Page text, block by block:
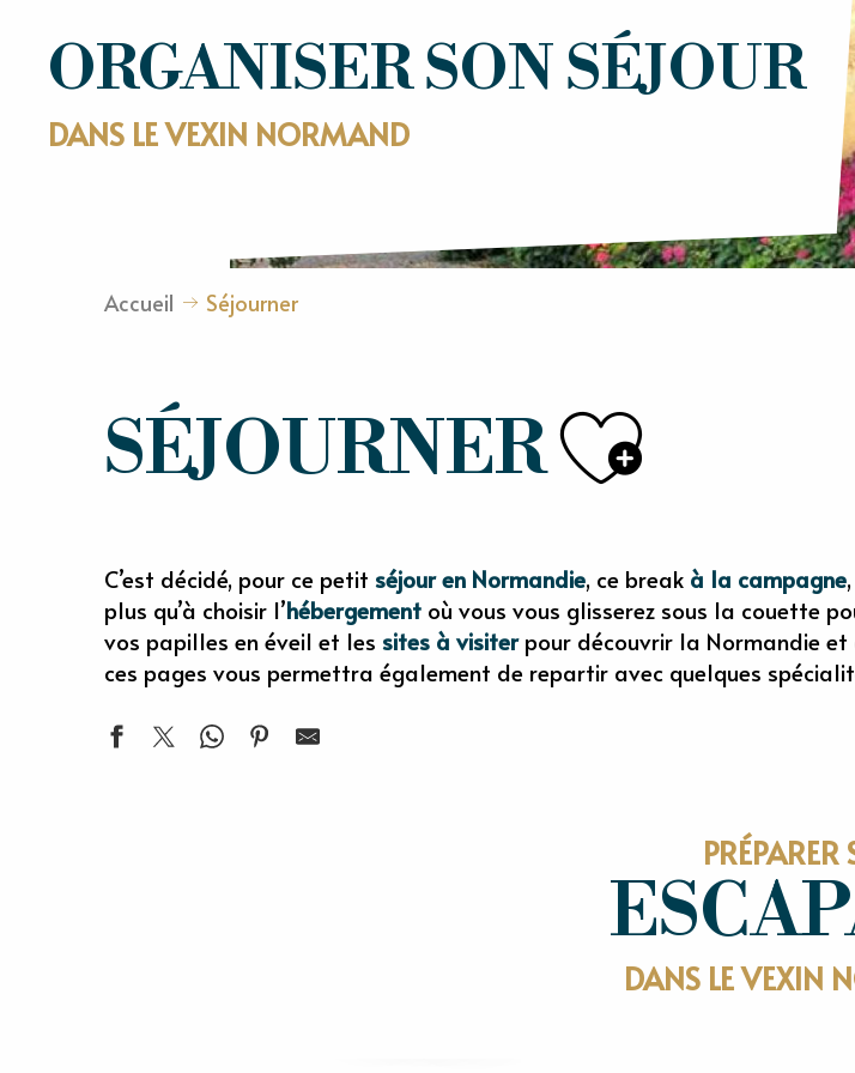
ORGANISER SON SÉJOUR
DANS LE VEXIN NORMAND
Accueil Séjourner
SÉJOURNER
C’est décidé, pour ce petit séjour en Normandie, ce break à la campagne
plus qu’à choisir l’hébergement où vous vous glisserez sous la couette
vos papilles en éveil et les sites à visiterpour découvrir la Normandie et
ces pages vous permettra également de repartir avec quelques
PRÉPARER
DANS LE VEXIN